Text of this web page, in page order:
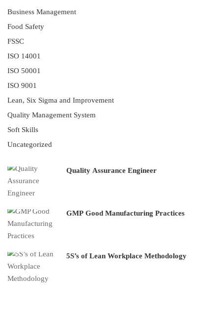
Business Management
Food Safety
FSSC
ISO 14001
ISO 50001
ISO 9001
Lean, Six Sigma and Improvement
Quality Management System
Soft Skills
Uncategorized
Quality Assurance Engineer
GMP Good Manufacturing Practices
5S’s of Lean Workplace Methodology